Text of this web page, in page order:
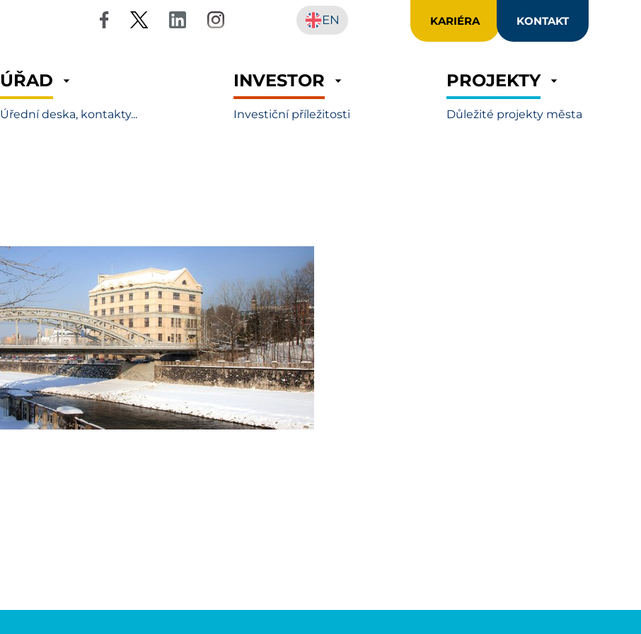
KARIÉRA KONTAKT
EN
ÚŘAD
Úřední deska, kontakty...
INVESTOR
Investiční příležitosti
PROJEKTY
Důležité projekty města